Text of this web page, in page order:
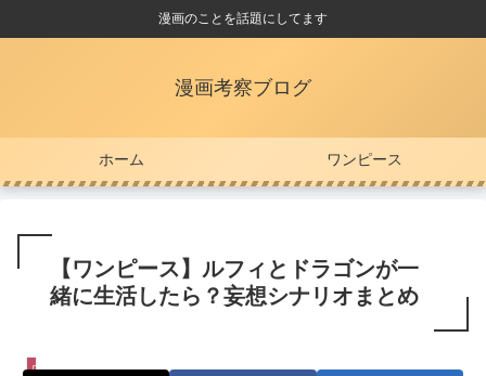
漫画のことを話題にしてます
漫画考察ブログ
ホーム ワンピース
【ワンピース】ルフィとドラゴンが一
緒に生活したら？妄想シナリオまとめ
ワンピース